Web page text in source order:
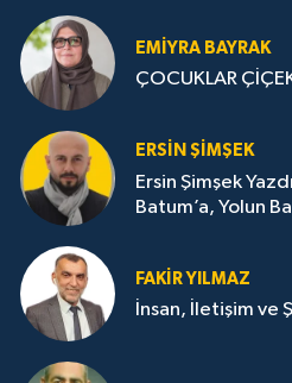
EMIYRA BAYRAK
ÇOCUKLAR
ERSIN ŞIMŞEK
Ersin Şimşek
Batum’a, Yolun
FAKIR YILMAZ
İnsan, İletişim ve